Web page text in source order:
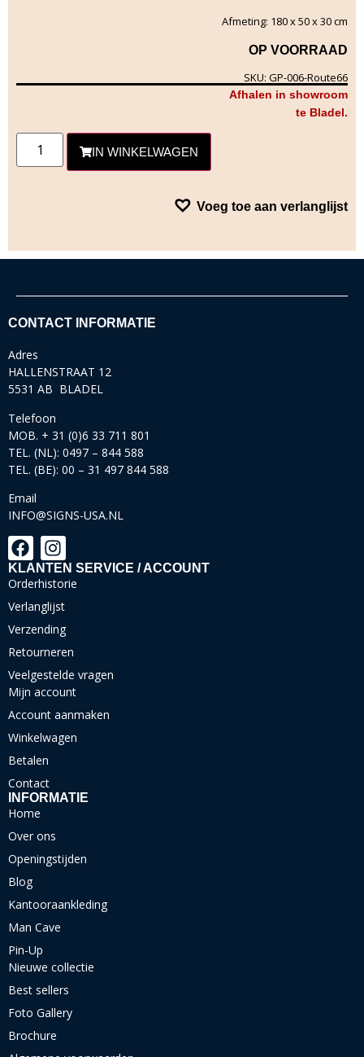
Afmeting: 180 x 50 x 30 cm
OP VOORRAAD
SKU: GP-006-Route66
Afhalen in showroom
te Bladel.
IN WINKELWAGEN
Voeg toe aan verlanglijst
CONTACT INFORMATIE
Adres
HALLENSTRAAT 12
5531 AB BLADEL
Telefoon
MOB. + 31 (0)6 33 711 801
TEL. (NL): 0497 – 844 588
TEL. (BE): 00 – 31 497 844 588
Email
INFO@SIGNS-USA.NL
KLANTEN SERVICE / ACCOUNT
Orderhistorie
Verlanglijst
Verzending
Retourneren
Veelgestelde vragen
Mijn account
Account aanmaken
Winkelwagen
Betalen
Contact
INFORMATIE
Home
Over ons
Openingstijden
Blog
Kantooraankleding
Man Cave
Pin-Up
Nieuwe collectie
Best sellers
Foto Gallery
Brochure